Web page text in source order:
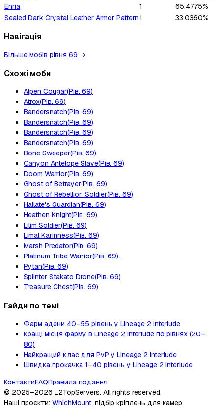
Enria
1
65.4775%
Sealed Dark Crystal Leather Armor Pattern1 33.0360%
Навігація
Більше мобів рівня 69 →
Схожі моби
Alpen Cougar(Рів. 69)
Atrox(Рів. 69)
Bandersnatch(Рів. 69)
Bandersnatch(Рів. 69)
Bandersnatch(Рів. 69)
Bandersnatch(Рів. 69)
Bone Sweeper(Рів. 69)
Canyon Antelope Slave(Рів. 69)
Doom Warrior(Рів. 69)
Ghost of Betrayer(Рів. 69)
Ghost of Rebellion Soldier(Рів. 69)
Hallate's Guardian(Рів. 69)
Heathen Knight(Рів. 69)
Lilim Soldier(Рів. 69)
Limal Karinness(Рів. 69)
Marsh Predator(Рів. 69)
Platinum Tribe Warrior(Рів. 69)
Pytan(Рів. 69)
Splinter Stakato Drone(Рів. 69)
Treasure Chest(Рів. 69)
Гайди по темі
Фарм адени 40–55 рівень у Lineage 2 Interlude
Кращі місця фарму в Lineage 2 Interlude по рівнях (20–
80)
Найкращий клас для PvP у Lineage 2 Interlude
Швидка прокачка 1–40 рівень у Lineage 2 Interlude
КонтактиFAQПравила подання
© 2025–2026 L2TopServers. All rights reserved.
Наші проєкти: WhichMount, підбір кріплень для камер